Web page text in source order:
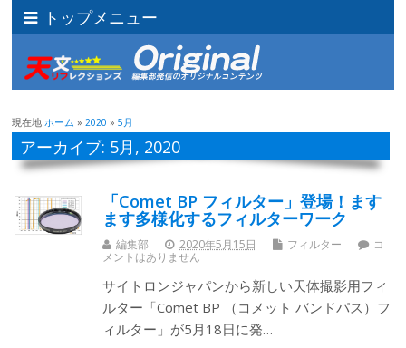
トップメニュー
現在地:ホーム »2020 »5月
アーカイブ: 5月, 2020
「Comet BP フィルター」登場！ます
ます多様化するフィルターワーク
編集部 2020年5月15日 フィルター
コ
メントはありません
サイトロンジャパンから新しい天体撮影用フィ
ルター「Comet BP （コメット バンドパス）フ
ィルター」が5月18日に発…